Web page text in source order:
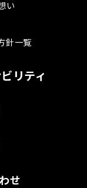
い
針一覧
リティ
せ